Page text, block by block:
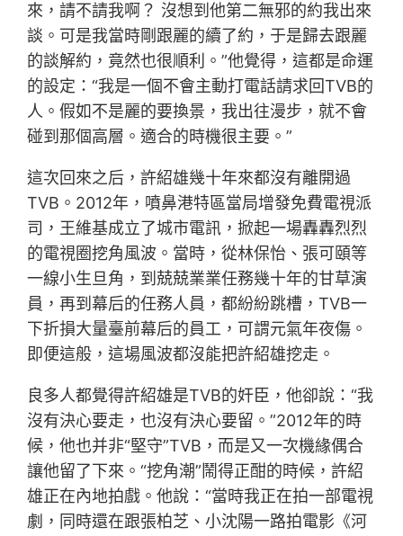
來，請不請我啊？ 沒想到他第二無邪的約我出來
談。可是我當時剛跟麗的續了約，于是歸去跟麗
的談解約，竟然也很順利。”他覺得，這都是命運
的設定：“我是一個不會主動打電話請求回TVB的
人。假如不是麗的要換景，我出往漫步，就不會
碰到那個高層。適合的時機很主要。”
這次回來之后，許紹雄幾十年來都沒有離開過
TVB。2012年，噴鼻港特區當局增發免費電視派
司，王維基成立了城市電訊，掀起一場轟轟烈烈
的電視圈挖角風波。當時，從林保怡、張可頤等
一線小生旦角，到兢兢業業任務幾十年的甘草演
員，再到幕后的任務人員，都紛紛跳槽，TVB一
下折損大量臺前幕后的員工，可謂元氣年夜傷。
即便這般，這場風波都沒能把許紹雄挖走。
良多人都覺得許紹雄是TVB的奸臣，他卻說：“我
沒有決心要走，也沒有決心要留。”2012年的時
候，他也并非“堅守”TVB，而是又一次機緣偶合
讓他留了下來。“挖角潮”鬧得正酣的時候，許紹
雄正在內地拍戲。他說：“當時我正在拍一部電視
劇，同時還在跟張柏芝、小沈陽一路拍電影《河